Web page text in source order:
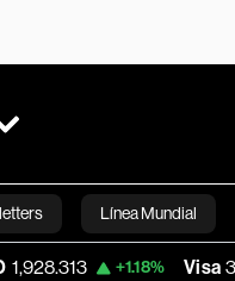
Línea Mundial
Bloomberg
Visa 370.47